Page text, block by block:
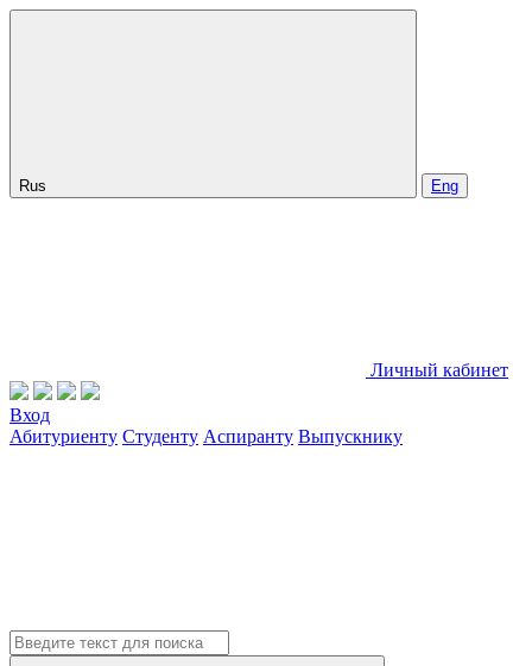
Rus Eng
Личный кабинет
Вход
Абитуриенту Студенту Аспиранту Выпускнику